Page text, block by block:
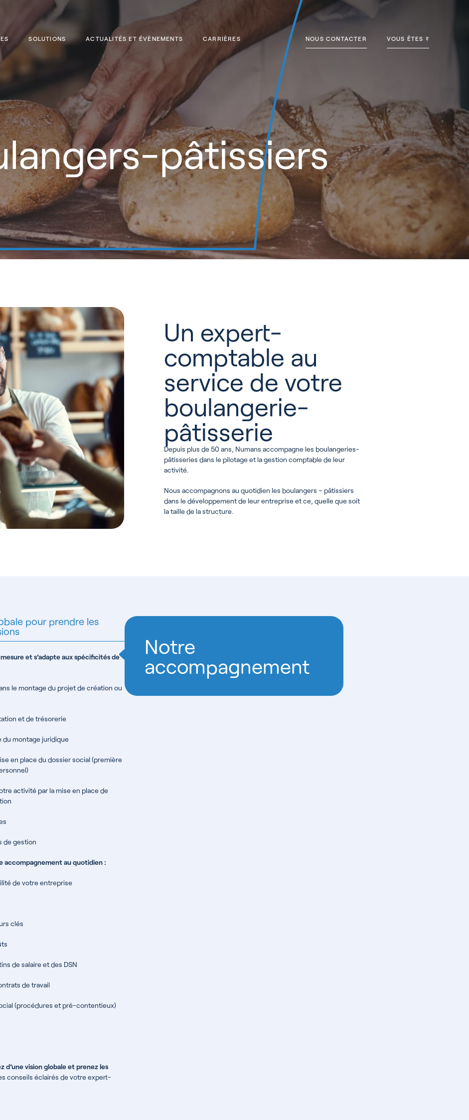
SOLUTIONS ACTUALITÉS ET ÉVÈNEMENTS CARRIÈRES NOUS CONTACTER VOUS ÊTES ?
pâtissiers
Un expert-
comptable au
service de votre
boulangerie-
pâtisserie
Depuis plus de 50 ans, Numans accompagne les boulangeries-
pâtisseries dans le pilotage et la gestion comptable de leur
activité.
Nous accompagnons au quotidien les boulangers – pâtissiers
dans le développement de leur entreprise et ce, quelle que soit
la taille de la structure.
pour prendre les
et s’adapte aux spécificités de
le montage du projet de création ou
et de trésorerie
du montage juridique
en place du dossier social (première
activité par la mise en place de
de gestion
accompagnement au quotidien :
de votre entreprise
clés
de salaire et des DSN
de travail
(procédures et pré-contentieux)
d’une vision globale et prenez les
conseils éclairés de votre expert-
Notre
accompagnement